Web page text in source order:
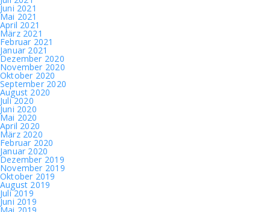
Juni 2021
Mai 2021
April 2021
März 2021
Februar 2021
Januar 2021
Dezember 2020
November 2020
Oktober 2020
September 2020
August 2020
Juli 2020
Juni 2020
Mai 2020
April 2020
März 2020
Februar 2020
Januar 2020
Dezember 2019
November 2019
Oktober 2019
August 2019
Juli 2019
Juni 2019